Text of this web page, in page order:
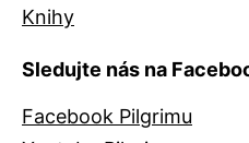
Knihy
Sledujte nás na
Facebook Pilgrimu